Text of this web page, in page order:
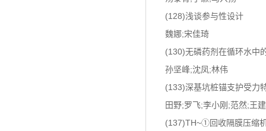
(128)浅谈参与性设计
魏娜;宋佳琦
(130)无磷药剂在循环水中
孙坚峰;沈凤;林伟
(133)深基坑桩锚支护受
田野;罗飞;李小刚;范然;王
(137)TH~①回收隔膜压缩